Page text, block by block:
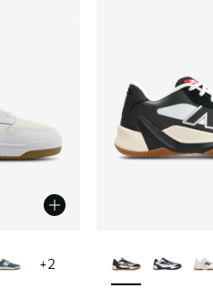
+2